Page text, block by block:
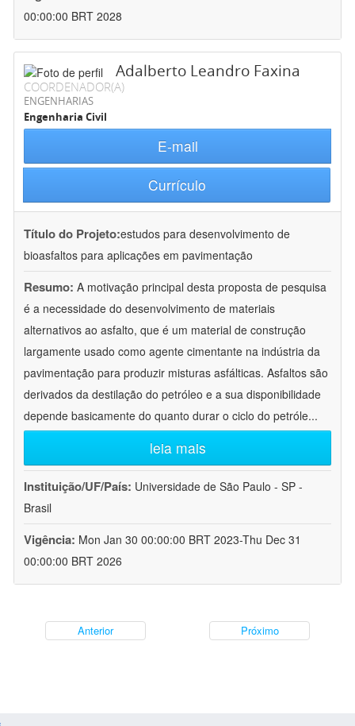
00:00:00 BRT 2028
Adalberto Leandro Faxina
COORDENADOR(A)
ENGENHARIAS
Engenharia Civil
E-mail
Currículo
Título do Projeto:estudos para desenvolvimento de
bioasfaltos para aplicações em pavimentação
Resumo: A motivação principal desta proposta de pesquisa
é a necessidade do desenvolvimento de materiais
alternativos ao asfalto, que é um material de construção
largamente usado como agente cimentante na indústria da
pavimentação para produzir misturas asfálticas. Asfaltos são
derivados da destilação do petróleo e a sua disponibilidade
depende basicamente do quanto durar o ciclo do petróle...
leia mais
Instituição/UF/País: Universidade de São Paulo - SP -
Brasil
Vigência: Mon Jan 30 00:00:00 BRT 2023-Thu Dec 31
00:00:00 BRT 2026
Anterior Próximo